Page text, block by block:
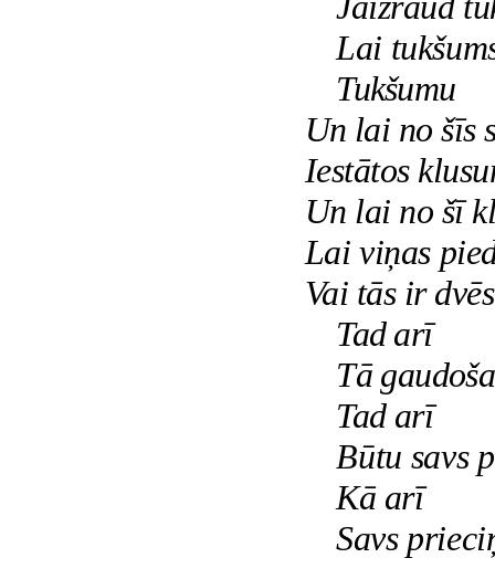
Lai
Tukšumu
Un lai no šīs
Iestātos
Un lai no šī
Lai viņas
Vai tās ir
Tad arī
Tā
Tad arī
Būtu savs
Kā arī
Savs